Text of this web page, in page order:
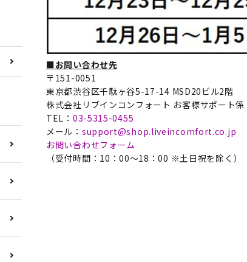
■お問い合わせ先
〒151-0051
東京都渋谷区千駄ヶ谷5-17-14 MSD20ビル2階
株式会社リブインコンフォート お客様サポート係
TEL： 03-5315-0455
メール： support@shop.liveincomfort.co.jp
お問い合わせフォーム
（受付時間：10：00～18：00 ※土日祝を除く）